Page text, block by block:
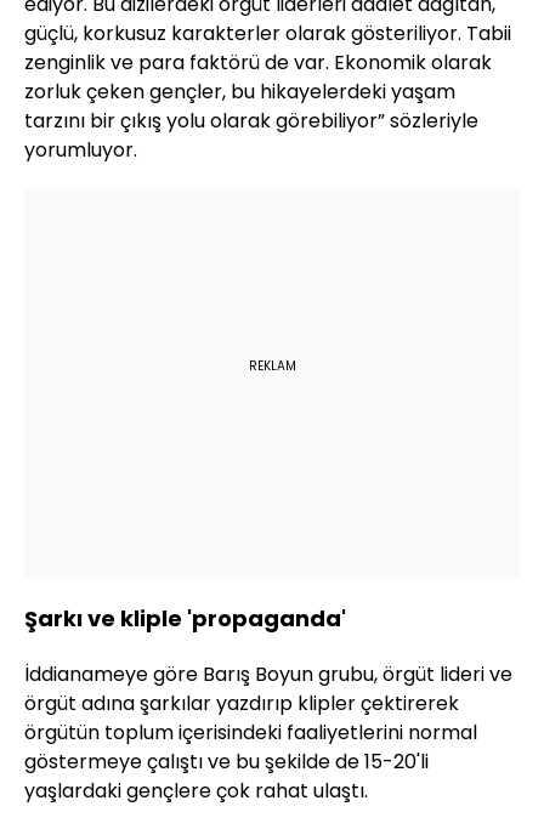
güçlü, korkusuz karakterler olarak gösteriliyor. Tabii
zenginlik ve para faktörü de var. Ekonomik olarak
zorluk çeken gençler, bu hikayelerdeki yaşam
tarzını bir çıkış yolu olarak görebiliyor” sözleriyle
yorumluyor.
REKLAM
Şarkı ve kliple 'propaganda'
İddianameye göre Barış Boyun grubu, örgüt lideri ve
örgüt adına şarkılar yazdırıp klipler çektirerek
örgütün toplum içerisindeki faaliyetlerini normal
göstermeye çalıştı ve bu şekilde de 15-20'li
yaşlardaki gençlere çok rahat ulaştı.